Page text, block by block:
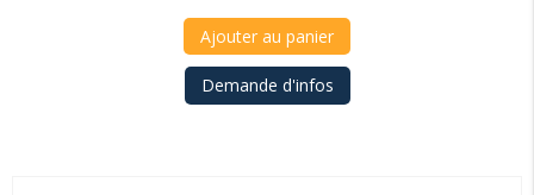
Ajouter au panier
Demande d'infos